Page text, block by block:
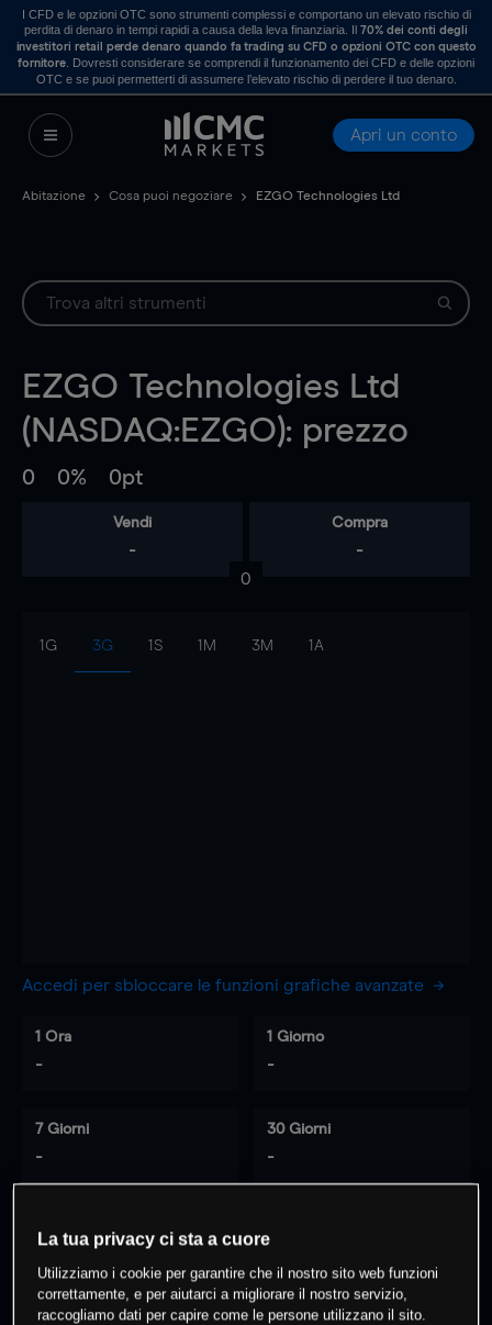
I CFD e le opzioni OTC sono strumenti complessi e comportano un elevato rischio di
perdita di denaro in tempi rapidi a causa della leva finanziaria. Il70% dei conti degli
investitori retail perde denaro quando fa trading su CFD o opzioni OTC con questo
fornitore . Dovresti considerare se comprendi il funzionamento dei CFD e delle opzioni
OTC e se puoi permetterti di assumere l’elevato rischio di perdere il tuo denaro.
Apri un conto
Abitazione Cosa puoi negoziare EZGO Technologies Ltd
EZGO Technologies Ltd
(NASDAQ:EZGO): prezzo
0 0% 0pt
Vendi
-
Compra
-
0
1G 3G 1S 1M 3M 1A
Accedi per sbloccare le funzioni grafiche avanzate
1 Ora
-
1 Giorno
-
7 Giorni
-
30 Giorni
-
0 % dei clienti hanno posizioni
questo prodotto
La tua privacy ci sta a cuore
Utilizziamo i cookie per garantire che il nostro sito web funzioni
correttamente, e per aiutarci a migliorare il nostro servizio,
raccogliamo dati per capire come le persone utilizzano il sito.